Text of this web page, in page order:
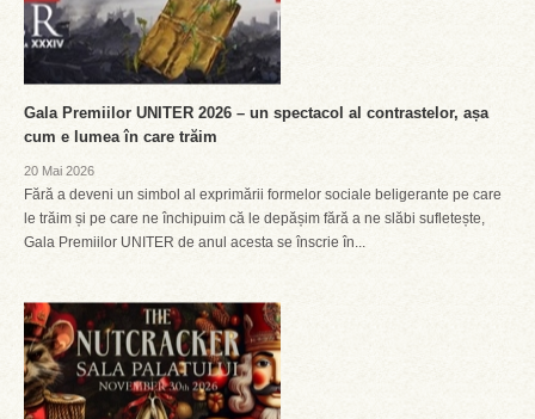
Gala Premiilor UNITER 2026 – un spectacol al contrastelor, așa
cum e lumea în care trăim
20 Mai 2026
Fără a deveni un simbol al exprimării formelor sociale beligerante pe care
le trăim și pe care ne închipuim că le depășim fără a ne slăbi sufletește,
Gala Premiilor UNITER de anul acesta se înscrie în...